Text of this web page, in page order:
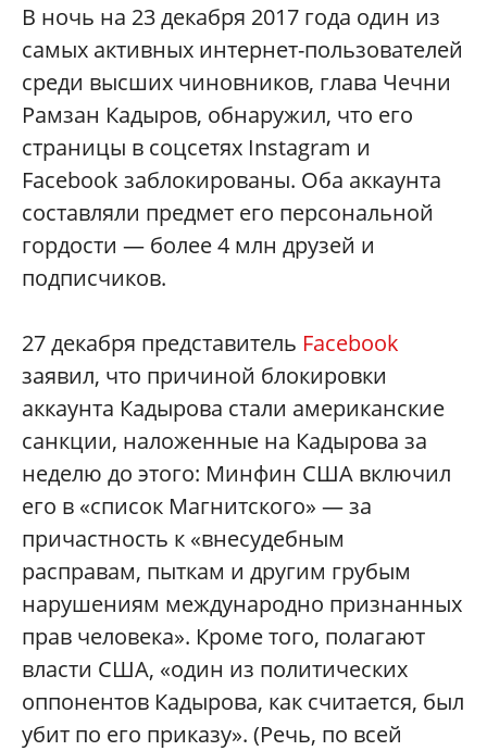
В ночь на 23 декабря 2017 года один из
самых активных интернет-пользователей
среди высших чиновников, глава Чечни
Рамзан Кадыров, обнаружил, что его
страницы в соцсетях Instagram и
Facebook заблокированы. Оба аккаунта
составляли предмет его персональной
гордости — более 4 млн друзей и
подписчиков.
27 декабря представитель Facebook
заявил, что причиной блокировки
аккаунта Кадырова стали американские
санкции, наложенные на Кадырова за
неделю до этого: Минфин США включил
его в «список Магнитского» — за
причастность к «внесудебным
расправам, пыткам и другим грубым
нарушениям международно признанных
прав человека». Кроме того, полагают
власти США, «один из политических
оппонентов Кадырова, как считается, был
убит по его приказу». (Речь, по всей